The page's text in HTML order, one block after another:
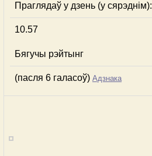
Праглядаў у дзень (у сярэднім):
10.57
Бягучы рэйтынг
(пасля 6 галасоў) Адзнака